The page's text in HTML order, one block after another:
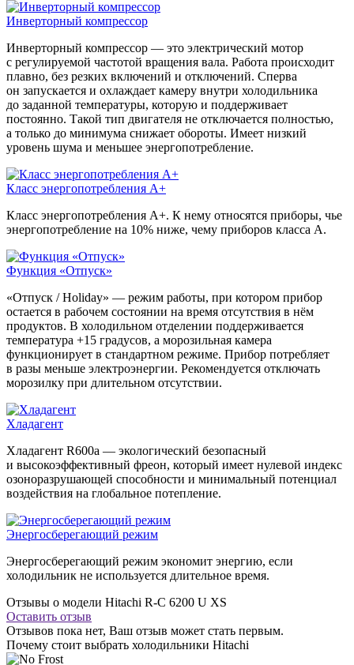
Инверторный компрессор
Инверторный компрессор — это электрический мотор
с регулируемой частотой вращения вала. Работа происходит
плавно, без резких включений и отключений. Сперва
он запускается и охлаждает камеру внутри холодильника
до заданной температуры, которую и поддерживает
постоянно. Такой тип двигателя не отключается полностью,
а только до минимума снижает обороты. Имеет низкий
уровень шума и меньшее энергопотребление.
Класс энергопотребления А+
Класс энергопотребления А+. К нему относятся приборы, чье
энергопотребление на 10% ниже, чему приборов класса А.
Функция «Отпуск»
«Отпуск / Holiday» — режим работы, при котором прибор
остается в рабочем состоянии на время отсутствия в нём
продуктов. В холодильном отделении поддерживается
температура +15 градусов, а морозильная камера
функционирует в стандартном режиме. Прибор потребляет
в разы меньше электроэнергии. Рекомендуется отключать
морозилку при длительном отсутствии.
Хладагент
Хладагент R600a — экологический безопасный
и высокоэффективный фреон, который имеет нулевой индекс
озоноразрушающей способности и минимальный потенциал
воздействия на глобальное потепление.
Энергосберегающий режим
Энергосберегающий режим экономит энергию, если
холодильник не используется длительное время.
Отзывы о модели Hitachi R-С 6200 U XS
Оставить отзыв
Отзывов пока нет, Ваш отзыв может стать первым.
Почему стоит выбрать холодильники Hitachi